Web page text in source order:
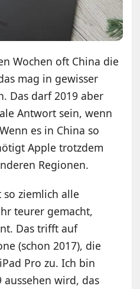
Wochen oft China die
mag in gewisser
Das darf 2019 aber
Antwort sein, wenn
es in China so
Apple trotzdem
Regionen.
ziemlich alle
teurer gemacht,
Das trifft auf
(schon 2017), die
Pro zu. Ich bin
aussehen wird, das